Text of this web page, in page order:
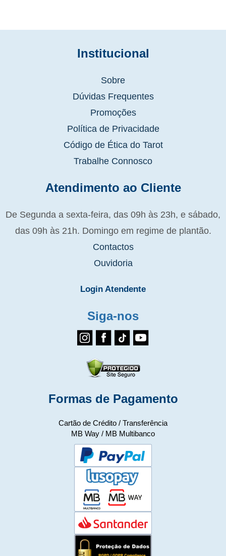
Institucional
Sobre
Dúvidas Frequentes
Promoções
Política de Privacidade
Código de Ética do Tarot
Trabalhe Connosco
Atendimento ao Cliente
De Segunda a sexta-feira, das 09h às 23h, e sábado,
das 09h às 21h. Domingo em regime de plantão.
Contactos
Ouvidoria
Login Atendente
Siga-nos
Formas de Pagamento
Cartão de Crédito / Transferência
MB Way / MB Multibanco